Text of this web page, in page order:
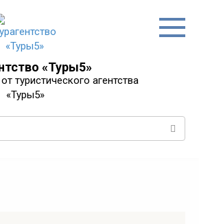
«Туры5»
туристического агентства
«Туры5»